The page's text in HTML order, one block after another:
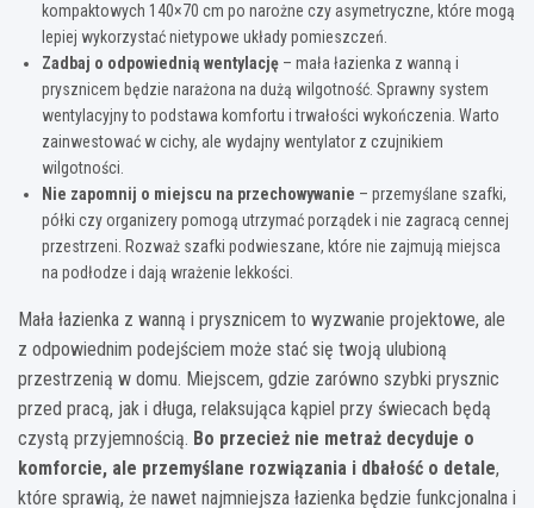
kompaktowych 140×70 cm po narożne czy asymetryczne, które mogą
lepiej wykorzystać nietypowe układy pomieszczeń.
Zadbaj o odpowiednią wentylację – mała łazienka z wanną i
prysznicem będzie narażona na dużą wilgotność. Sprawny system
wentylacyjny to podstawa komfortu i trwałości wykończenia. Warto
zainwestować w cichy, ale wydajny wentylator z czujnikiem
wilgotności.
Nie zapomnij o miejscu na przechowywanie – przemyślane szafki,
półki czy organizery pomogą utrzymać porządek i nie zagracą cennej
przestrzeni. Rozważ szafki podwieszane, które nie zajmują miejsca
na podłodze i dają wrażenie lekkości.
Mała łazienka z wanną i prysznicem to wyzwanie projektowe, ale
z odpowiednim podejściem może stać się twoją ulubioną
przestrzenią w domu. Miejscem, gdzie zarówno szybki prysznic
przed pracą, jak i długa, relaksująca kąpiel przy świecach będą
czystą przyjemnością. Bo przecież nie metraż decyduje o
komforcie, ale przemyślane rozwiązania i dbałość o detale,
które sprawią, że nawet najmniejsza łazienka będzie funkcjonalna i